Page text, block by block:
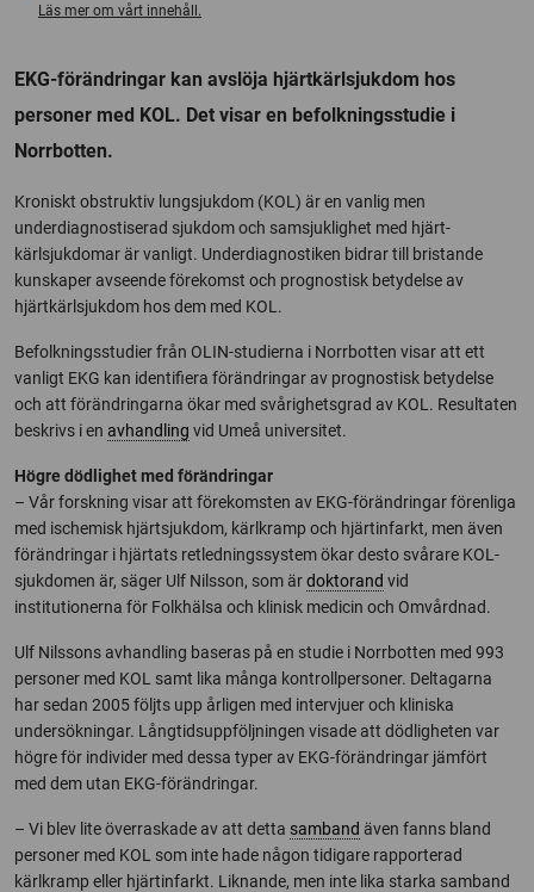
Läs mer om vårt innehåll.
EKG-förändringar kan avslöja hjärtkärlsjukdom hos
personer med KOL. Det visar en befolkningsstudie i
Norrbotten.
Kroniskt obstruktiv lungsjukdom (KOL) är en vanlig men
underdiagnostiserad sjukdom och samsjuklighet med hjärt-
kärlsjukdomar är vanligt. Underdiagnostiken bidrar till bristande
kunskaper avseende förekomst och prognostisk betydelse av
hjärtkärlsjukdom hos dem med KOL.
Befolkningsstudier från OLIN-studierna i Norrbotten visar att ett
vanligt EKG kan identifiera förändringar av prognostisk betydelse
och att förändringarna ökar med svårighetsgrad av KOL. Resultaten
beskrivs i en avhandling vid Umeå universitet.
Högre dödlighet med förändringar
– Vår forskning visar att förekomsten av EKG-förändringar förenliga
med ischemisk hjärtsjukdom, kärlkramp och hjärtinfarkt, men även
förändringar i hjärtats retledningssystem ökar desto svårare KOL-
sjukdomen är, säger Ulf Nilsson, som ärdoktorand vid
institutionerna för Folkhälsa och klinisk medicin och Omvårdnad.
Ulf Nilssons avhandling baseras på en studie i Norrbotten med 993
personer med KOL samt lika många kontrollpersoner. Deltagarna
har sedan 2005 följts upp årligen med intervjuer och kliniska
undersökningar. Långtidsuppföljningen visade att dödligheten var
högre för individer med dessa typer av EKG-förändringar jämfört
med dem utan EKG-förändringar.
– Vi blev lite överraskade av att detta samband även fanns bland
personer med KOL som inte hade någon tidigare rapporterad
kärlkramp eller hjärtinfarkt. Liknande, men inte lika starka samband